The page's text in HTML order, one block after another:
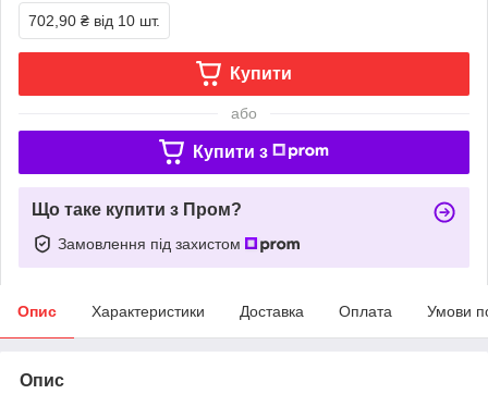
702,90 ₴ від 10 шт.
Купити
або
Купити з
Що таке купити з Пром?
Замовлення під захистом
Опис Характеристики Доставка Оплата Умови
Опис